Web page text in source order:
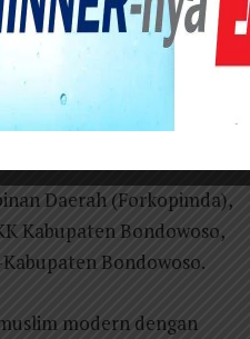
batik khas Bondowoso
lokal. Acara dibuka
genderang sebagai
Daerah (Forkopimda),
Kabupaten Bondowoso,
Bondowoso.
modern dengan